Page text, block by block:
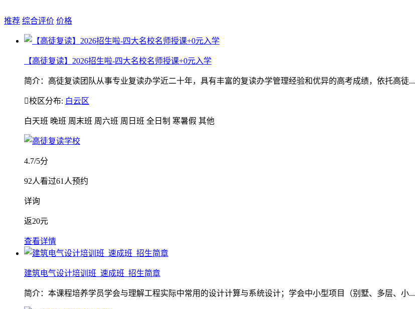
推荐 综合评价 价格
【高徒复读】2026招生啦-四大名校名师授课+0元入学
简介：高徒复读团队从事专业复读办学近二十年，具有丰富的复读办学管理经验和优异的高考成绩，依托高徒...
校区分布: 白云区
白天班 晚班 周末班 周六班 周日班 全日制 寒暑假 其他
4.7/5分
92人看过61 人预约
详询
返20元
查看详情
建筑电气设计培训班_速成班_招生简章
简介：本课程培养学员学会与理解工程实际中常用的设计计算与系统设计；学会中小型项目（别墅、多层、小...